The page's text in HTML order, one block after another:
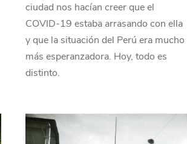
ciudad nos hacían creer que el
COVID-19 estaba arrasando con ella
y que la situación del Perú era mucho
más esperanzadora. Hoy, todo es
distinto.